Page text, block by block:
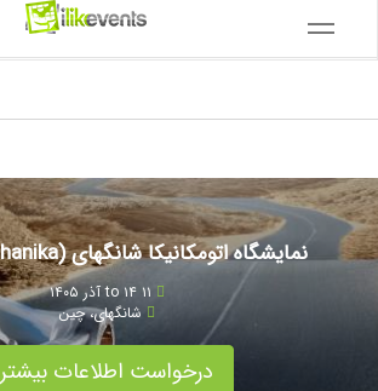
نمایشگاه اتومکانیکا شانگهای (Automechanika)
شانگهای،چین
درخواست اطلاعات بیشتر